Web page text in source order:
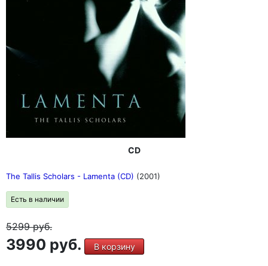
CD
The Tallis Scholars - Lamenta (CD) (2001)
Есть в наличии
5299руб.
3990 руб. В корзину